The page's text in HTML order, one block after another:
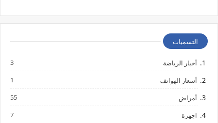
التسميات
أخبار الرياضة 3
أسعار الهواتف 1
أمراض 55
اجهزة 7